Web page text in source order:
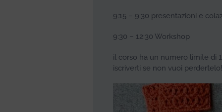
9:15 – 9:30 presentazioni e
9:30 – 12:30 Workshop
il corso ha un numero limite di
iscriverti se non vuoi perdertelo!